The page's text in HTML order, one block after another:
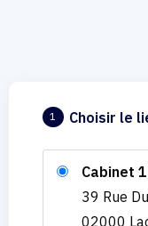
1 Choisir le
Cabinet 1
39 Rue
02000